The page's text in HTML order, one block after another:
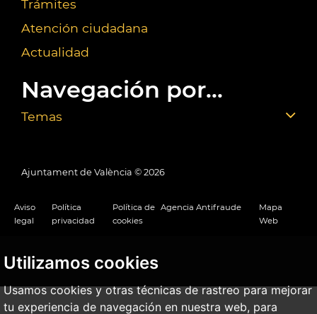
Utilizamos cookies
Usamos cookies y otras técnicas de rastreo para mejorar
tu experiencia de navegación en nuestra web, para
Trámites
Atención ciudadana
Actualidad
Navegación por...
Temas
Ajuntament de València © 2026
Aviso
legal
Política
privacidad
Política de
cookies
Agencia Antifraude
Mapa
Web